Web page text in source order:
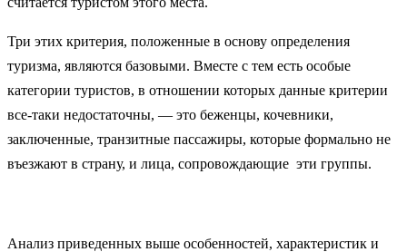
Три этих критерия, положенные в основу определения
туризма, являются базовыми. Вместе с тем есть особые
категории туристов, в отношении которых данные критерии
все-таки недостаточны, — это беженцы, кочевники,
заключенные, транзитные пассажиры, которые формально не
въезжают в страну, и лица, сопровождающие эти группы.
Анализ приведенных выше особенностей, характеристик и